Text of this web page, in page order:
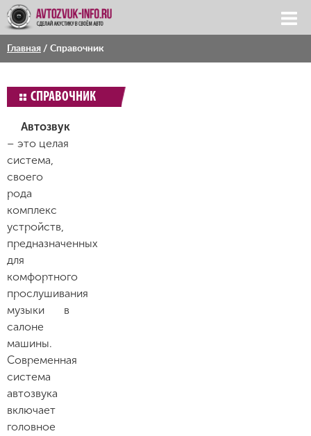
Главная / Справочник
СПРАВОЧНИК
Автозвук
– это целая
система,
своего
рода
комплекс
устройств,
предназначенных
для
комфортного
прослушивания
музыки в
салоне
машины.
Современная
система
автозвука
включает
головное